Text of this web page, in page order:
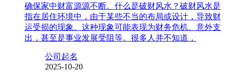
确保家中财富源源不断。什么是破财风水？破财风水是
指在居住环境中，由于某些不当的布局或设计，导致财
运受损的现象。这种现象可能表现为财务危机、意外支
出，甚至是事业发展受阻等。很多人并不知道，
公司起名
2025-10-20